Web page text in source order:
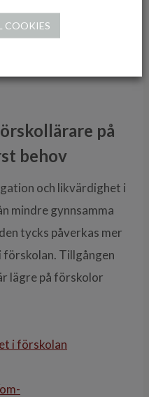
av-digitala-
på
behov
och likvärdighet i
mindre gynnsamma
tycks påverkas mer
Tillgången
lägre på förskolor
i förskolan
COOKIES